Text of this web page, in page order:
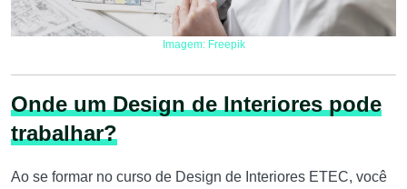
Imagem: Freepik
Onde um Design de Interiores pode
trabalhar?
Ao se formar no curso de Design de Interiores ETEC, você